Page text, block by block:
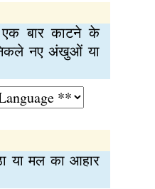
बार काटने के
नए अंखुओं या
या मल का आहार